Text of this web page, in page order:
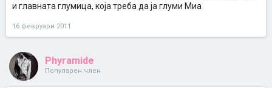
и главната глумица, која треба да ја глуми Миа
16 февруари 2011
Phyramide
Популарен член